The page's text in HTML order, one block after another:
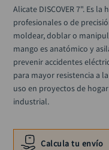
Alicate DISCOVER 7". Es
profesionales o de
moldear, doblar o
mango es anatómico y
prevenir accidentes
para mayor resistencia a
uso en proyectos de
industrial.
Calcula tu envío
ruteadora